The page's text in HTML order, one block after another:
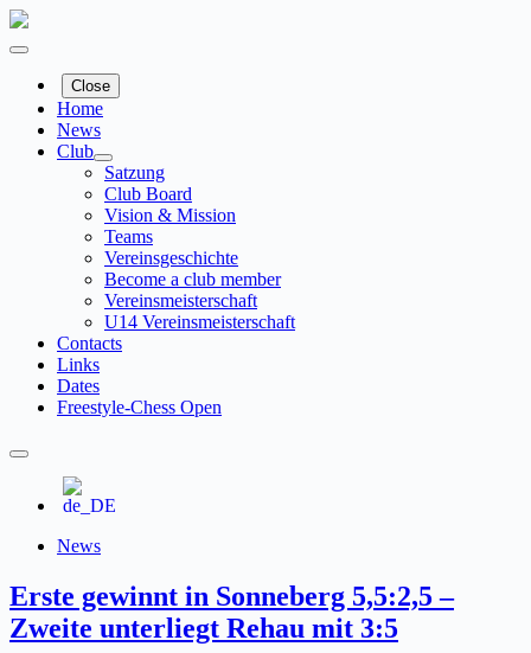
Skip
Close
Home
News
Club
Satzung
Club Board
Vision & Mission
Teams
Vereinsgeschichte
Become a club member
Vereinsmeisterschaft
U14 Vereinsmeisterschaft
Contacts
Links
Dates
Freestyle-Chess Open
News
Erste gewinnt in Sonneberg 5,5:2,5 –
Zweite unterliegt Rehau mit 3:5